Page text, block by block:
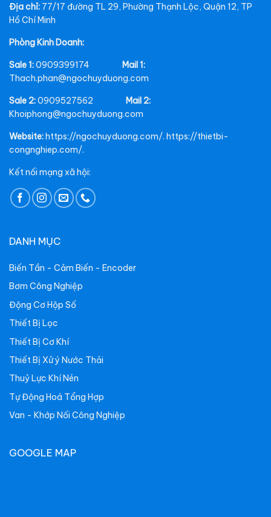
Địa chỉ: 77/17 đường TL 29, Phường Thạnh Lộc, Quận 12, TP
Hồ Chí Minh
Phòng Kinh Doanh:
Sale 1:0909399174 Mail 1:
Thach.phan@ngochuyduong.com
Sale 2:0909527562 Mail 2:
Khoiphong@ngochuyduong.com
Website:https://ngochuyduong.com/. https://thietbi-
congnghiep.com/.
Kết nối mạng xã hội:
DANH MỤC
Biến Tần - Cảm Biến - Encoder
Bơm Công Nghiệp
Động Cơ Hộp Số
Thiết Bị Lọc
Thiết Bị Cơ Khí
Thiết Bị Xử ý Nước Thải
Thuỷ Lực Khí Nén
Tự Động Hoá Tổng Hợp
Van - Khớp Nối Công Nghiệp
GOOGLE MAP